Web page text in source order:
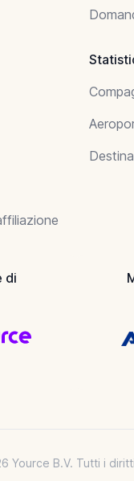
di
Yource B.V. Tutti i